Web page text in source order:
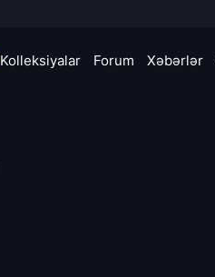
Kolleksiyalar Forum Xəbərlər